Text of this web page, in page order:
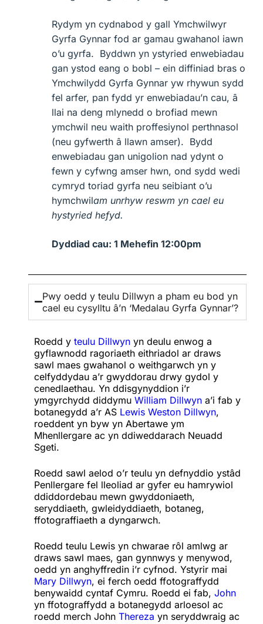
Rydym yn cydnabod y gall Ymchwilwyr
Gyrfa Gynnar fod ar gamau gwahanol iawn
o’u gyrfa. Byddwn yn ystyried enwebiadau
gan ystod eang o bobl – ein diffiniad bras o
Ymchwilydd Gyrfa Gynnar yw rhywun sydd
fel arfer, pan fydd yr enwebiadau’n cau, â
llai na deng mlynedd o brofiad mewn
ymchwil neu waith proffesiynol perthnasol
(neu gyfwerth â llawn amser). Bydd
enwebiadau gan unigolion nad ydynt o
fewn y cyfwng amser hwn, ond sydd wedi
cymryd toriad gyrfa neu seibiant o’u
hymchwilam unrhyw reswm yn cael eu
hystyried hefyd.
Dyddiad cau: 1 Mehefin 12:00pm
Pwy oedd y teulu Dillwyn a pham eu bod yn
cael eu cysylltu â’n ‘Medalau Gyrfa Gynnar’?
Roedd y teulu Dillwyn yn deulu enwog a
gyflawnodd ragoriaeth eithriadol ar draws
sawl maes gwahanol o weithgarwch yn y
celfyddydau a’r gwyddorau drwy gydol y
cenedlaethau. Yn ddisgynyddion i’r
ymgyrchydd diddymu William Dillwyn a’i fab y
botanegydd a’r AS Lewis Weston Dillwyn,
roeddent yn byw yn Abertawe ym
Mhenllergare ac yn ddiweddarach Neuadd
Sgeti.
Roedd sawl aelod o’r teulu yn defnyddio ystâd
Penllergare fel lleoliad ar gyfer eu hamrywiol
ddiddordebau mewn gwyddoniaeth,
seryddiaeth, gwleidyddiaeth, botaneg,
ffotograffiaeth a dyngarwch.
Roedd teulu Lewis yn chwarae rôl amlwg ar
draws sawl maes, gan gynnwys y menywod,
oedd yn anghyffredin i’r cyfnod. Ystyrir mai
Mary Dillwyn, ei ferch oedd ffotograffydd
benywaidd cyntaf Cymru. Roedd ei fab, John
yn ffotograffydd a botanegydd arloesol ac
roedd merch John Thereza yn seryddwraig ac